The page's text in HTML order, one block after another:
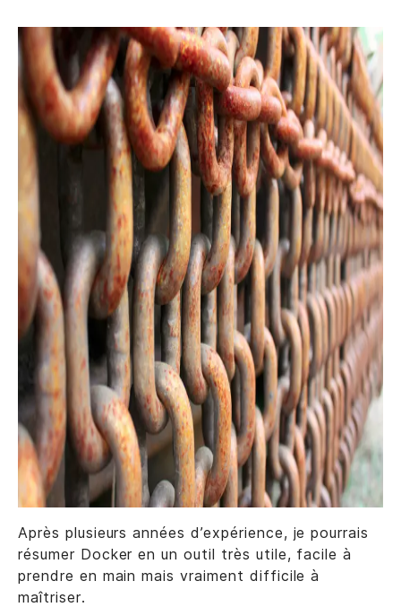
Après plusieurs années d’expérience, je pourrais
résumer Docker en un outil très utile, facile à
prendre en main mais vraiment difficile à
maîtriser.